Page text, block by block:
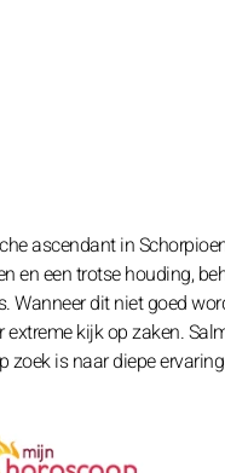
ascendant in
en een trotse houding,
Wanneer dit niet goed
kijk op zaken.
zoek is naar diepe